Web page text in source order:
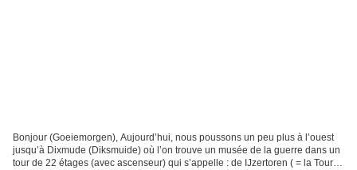
Bonjour (Goeiemorgen), Aujourd’hui, nous poussons un peu plus à l’ouest
jusqu’à Dixmude (Diksmuide) où l’on trouve un musée de la guerre dans un
tour de 22 étages (avec ascenseur) qui s’appelle : de IJzertoren ( = la Tour